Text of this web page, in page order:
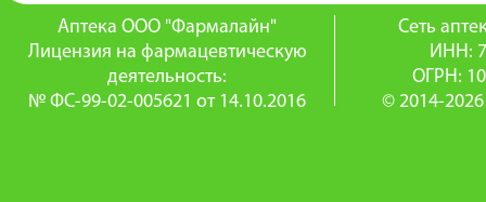
Аптека ООО "Фармалайн"
Лицензия на фармацевтическую
деятельность:
№ ФС-99-02-005621 от 14.10.2016
Сеть
ИНН:
ОГРН:
© 2014-